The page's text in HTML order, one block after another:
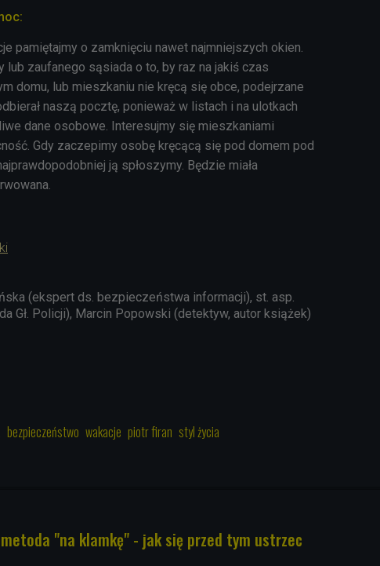
pamiętajmy o zamknięciu nawet najmniejszych okien.
lub zaufanego sąsiada o to, by raz na jakiś czas
domu, lub mieszkaniu nie kręcą się obce, podejrzane
naszą pocztę, ponieważ w listach i na ulotkach
dane osobowe. Interesujmy się mieszkaniami
Gdy zaczepimy osobę kręcącą się pod domem pod
ją spłoszymy. Będzie miała
(ekspert ds. bezpieczeństwa informacji), st. asp.
Gł. Policji), Marcin Popowski (detektyw, autor książek)
bezpieczeństwo wakacje piotr firan styl życia
metoda "na klamkę" - jak się przed tym ustrzec